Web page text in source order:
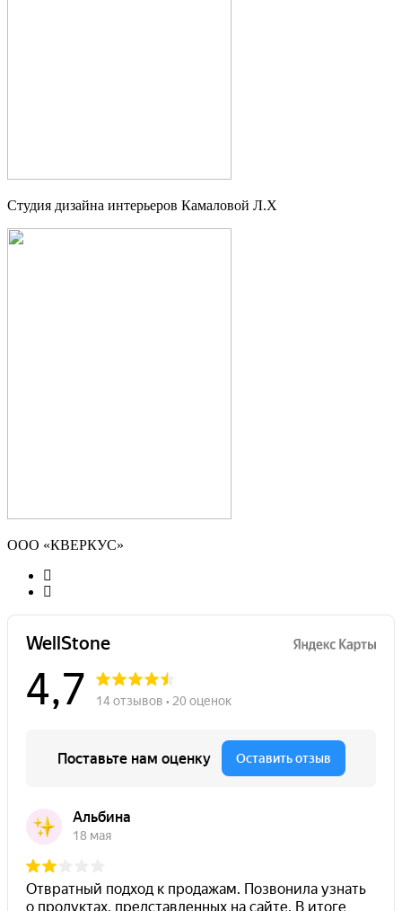
Студия дизайна интерьеров Камаловой Л.Х
ООО «КВЕРКУС»